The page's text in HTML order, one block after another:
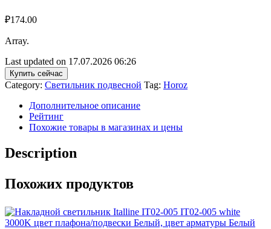
₽174.00
Array.
Last updated on 17.07.2026 06:26
Купить сейчас
Category: Светильник подвесной Tag: Horoz
Дополнительное описание
Рейтинг
Похожие товары в магазинах и цены
Description
Похожих продуктов